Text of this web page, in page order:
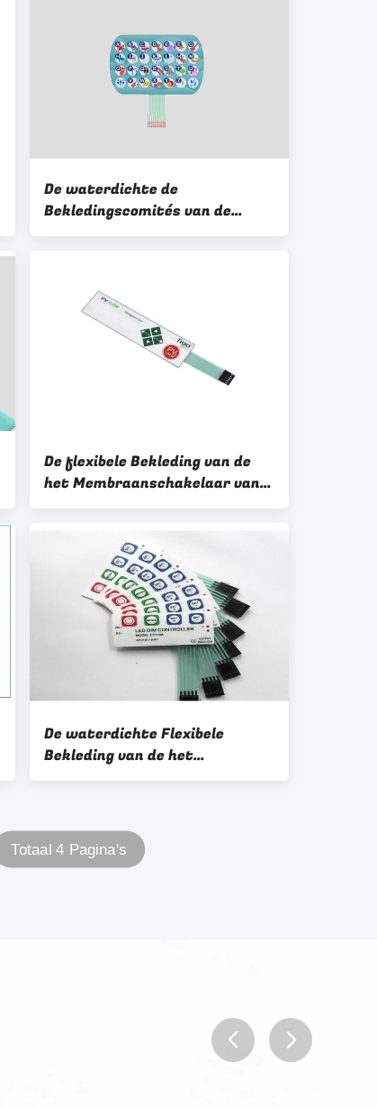
De waterdichte de
Bekledingscomités van de
Membraanschakelaar kunnen
De flexibele Bekleding van de
het Membraanschakelaar van
PC/van het HUISDIER,
besturingselementcomité
Bekleding
De waterdichte Flexibele
Bekleding van de het
Membraanschakelaar van
Totaal 4 Pagina's